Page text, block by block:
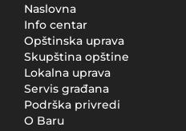
Naslovna
Info centar
Opštinska uprava
Skupština opštine
Lokalna uprava
Servis građana
Podrška privredi
O Baru